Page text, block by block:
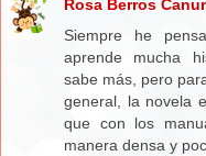
Rosa Berros
Siempre he
aprende mucha
sabe más, pero
general, la novela
que con los
manera densa y